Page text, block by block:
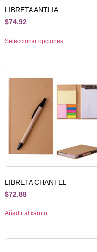
LIBRETA ANTLIA
$74.92
Seleccionar opciones
LIBRETA CHANTEL
$72.88
Añadir al carrito